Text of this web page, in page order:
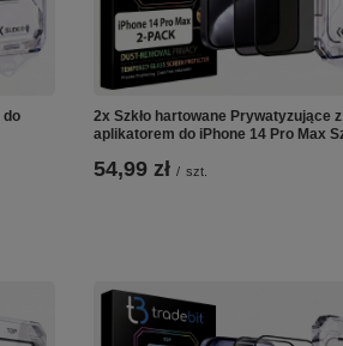
do
2x Szkło hartowane Prywatyzujące z
aplikatorem do iPhone 14 Pro Max
54,99 zł / szt.